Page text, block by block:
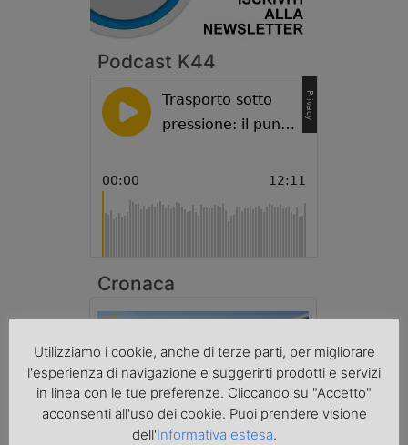
Podcast K44
Cronaca
Utilizziamo i cookie, anche di terze parti, per migliorare
l'esperienza di navigazione e suggerirti prodotti e servizi
in linea con le tue preferenze. Cliccando su "Accetto"
acconsenti all'uso dei cookie. Puoi prendere visione
dell'Informativa estesa.